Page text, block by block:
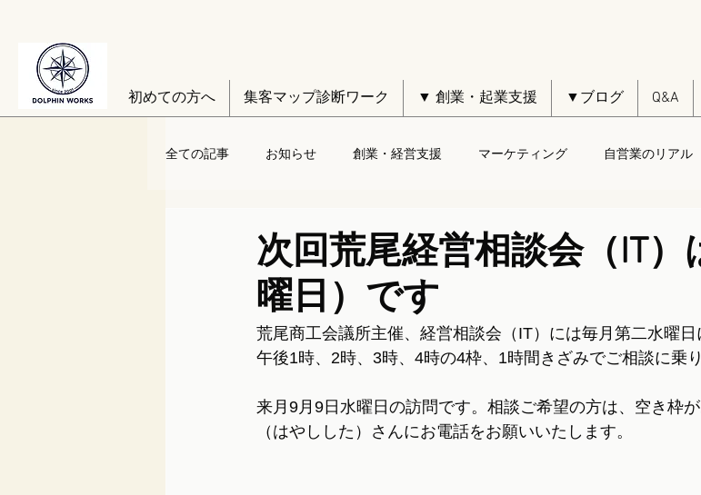
初めての方へ 集客マップ診断ワーク ▼ 創業・起業支援 ▼ブログ Q&A
全ての記事 お知らせ 創業・経営支援 マーケティング 自営業のリアル
次回荒尾経営相談会（IT）
曜日）です
荒尾商工会議所主催、経営相談会（IT）には毎月第二水曜日
午後1時、2時、3時、4時の4枠、1時間きざみでご相談に乗り
来月9月9日水曜日の訪問です。相談ご希望の方は、空き枠
（はやしした）さんにお電話をお願いいたします。